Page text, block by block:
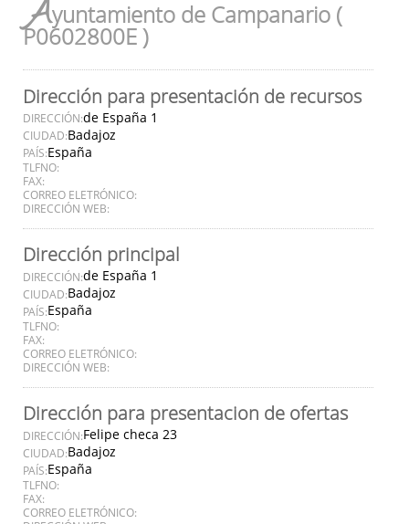
Ayuntamiento de Campanario (
P0602800E )
Dirección para presentación de recursos
DIRECCIÓN:de España 1
CIUDAD:Badajoz
PAÍS:España
TLFNO:
FAX:
CORREO ELETRÓNICO:
DIRECCIÓN WEB:
Dirección principal
DIRECCIÓN:de España 1
CIUDAD:Badajoz
PAÍS:España
TLFNO:
FAX:
CORREO ELETRÓNICO:
DIRECCIÓN WEB:
Dirección para presentacion de ofertas
DIRECCIÓN:Felipe checa 23
CIUDAD:Badajoz
PAÍS:España
TLFNO:
FAX:
CORREO ELETRÓNICO: